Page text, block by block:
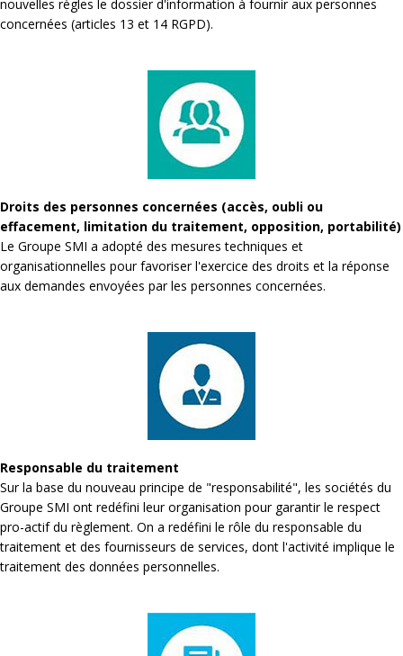
nouvelles règles le dossier d'information à fournir aux personnes
concernées (articles 13 et 14 RGPD).
Droits des personnes concernées (accès, oubli ou
effacement, limitation du traitement, opposition, portabilité)
Le Groupe SMI a adopté des mesures techniques et
organisationnelles pour favoriser l'exercice des droits et la réponse
aux demandes envoyées par les personnes concernées.
Responsable du traitement
Sur la base du nouveau principe de "responsabilité", les sociétés du
Groupe SMI ont redéfini leur organisation pour garantir le respect
pro-actif du règlement. On a redéfini le rôle du responsable du
traitement et des fournisseurs de services, dont l'activité implique le
traitement des données personnelles.